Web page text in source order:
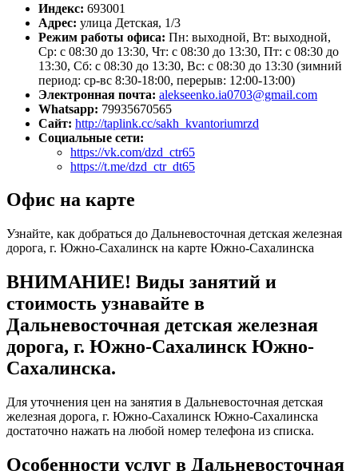
Индекс: 693001
Адрес: улица Детская, 1/3
Режим работы офиса: Пн: выходной, Вт: выходной,
Ср: с 08:30 до 13:30, Чт: с 08:30 до 13:30, Пт: с 08:30 до
13:30, Сб: с 08:30 до 13:30, Вс: с 08:30 до 13:30 (зимний
период: ср-вс 8:30-18:00, перерыв: 12:00-13:00)
Электронная почта: alekseenko.ia0703@gmail.com
Whatsapp: 79935670565
Сайт: http://taplink.cc/sakh_kvantoriumrzd
Социальные сети:
https://vk.com/dzd_ctr65
https://t.me/dzd_ctr_dt65
Офис на карте
Узнайте, как добраться до Дальневосточная детская железная
дорога, г. Южно-Сахалинск на карте Южно-Сахалинска
ВНИМАНИЕ! Виды занятий и
стоимость узнавайте в
Дальневосточная детская железная
дорога, г. Южно-Сахалинск Южно-
Сахалинска.
Для уточнения цен на занятия в Дальневосточная детская
железная дорога, г. Южно-Сахалинск Южно-Сахалинска
достаточно нажать на любой номер телефона из списка.
Особенности услуг в Дальневосточная